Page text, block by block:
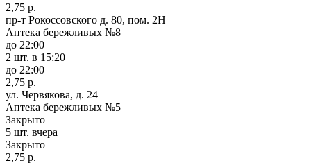
2,75 р.
пр-т Рокоссовского д. 80, пом. 2Н
Аптека бережливых №8
до 22:00
2 шт. в 15:20
до 22:00
2,75 р.
ул. Червякова, д. 24
Аптека бережливых №5
Закрыто
5 шт. вчера
Закрыто
2,75 р.